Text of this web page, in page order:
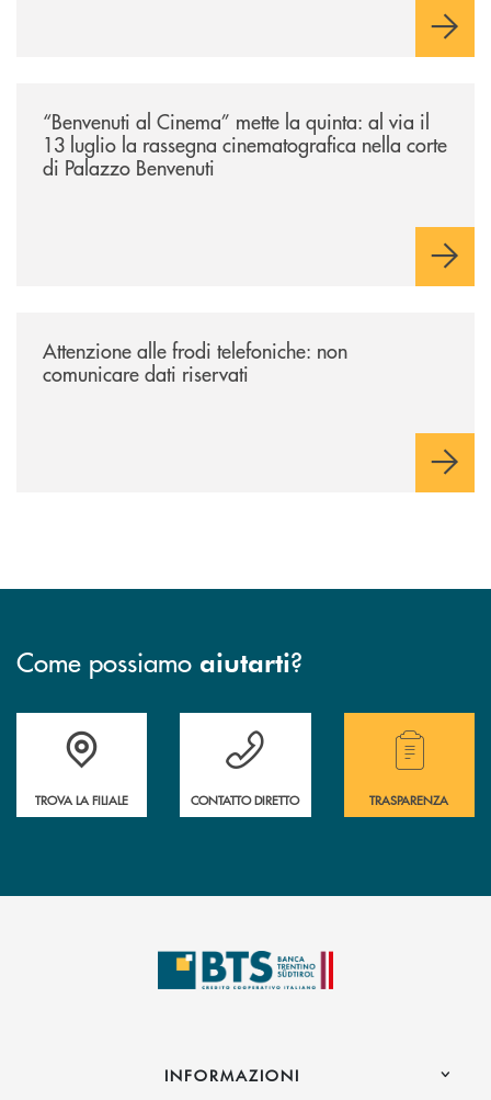
“Benvenuti al Cinema” mette la quinta: al via il
13 luglio la rassegna cinematografica nella corte
di Palazzo Benvenuti
Attenzione alle frodi telefoniche: non
comunicare dati riservati
Come possiamo aiutarti?
Accedi all' elenco completo delle filiali.
TROVA LA FILIALE
Hai bisogno di assistenza immediata?
CONTATTO DIRETTO
Hai bisogno di
TRASPARENZA
INFORMAZIONI